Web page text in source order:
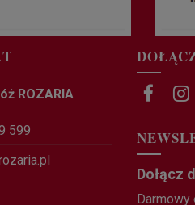
ROZARIA
599
Dołącz
Darmowy